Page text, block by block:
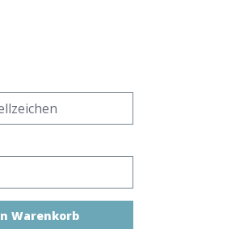
gewünschten Wert
Warenkorb